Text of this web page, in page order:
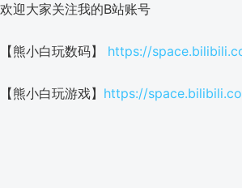
欢迎大家关注我的B站账号
【熊小白玩数码】 https://
【熊小白玩游戏】 https://